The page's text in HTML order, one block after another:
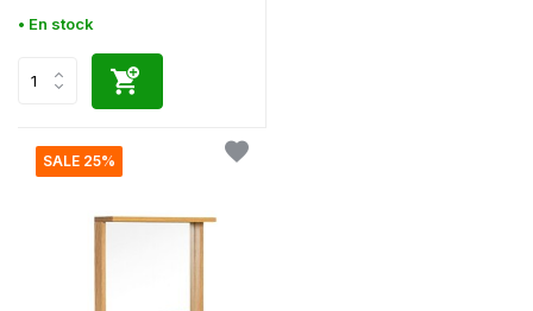
• En stock
SALE 25%